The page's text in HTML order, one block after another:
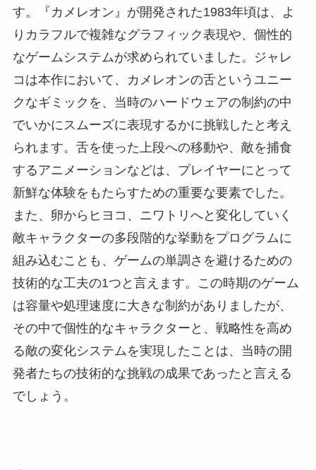
す。『カメレオン』が開発された1983年頃は、よ
りカラフルで複雑なグラフィック表現や、個性的
なゲームシステムが求められていました。ジャレ
コは本作において、カメレオンの舌というユニー
クなギミックを、当時のハードウェアの制約の中
でいかにスムーズに表現するかに挑戦したと考え
られます。舌を使った上段への移動や、敵を捕食
するアニメーションなどは、プレイヤーにとって
新鮮な体験をもたらすための重要な要素でした。
また、卵からヒヨコ、ニワトリへと変化していく
敵キャラクターの多段階的な挙動をプログラムに
組み込むことも、ゲームの単調さを避けるための
技術的な工夫の1つと言えます。この時期のゲーム
は容量や処理速度に大きな制約がありましたが、
その中で個性的なキャラクターと、戦略性を高め
る敵の変化システムを実現したことは、当時の開
発者たちの技術的な挑戦の成果であったと言える
でしょう。